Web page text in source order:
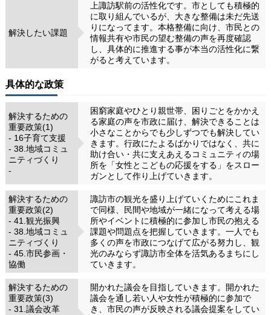
解決したい課題
上諏訪駅前の活性化です。市としても積極的
に取り組んでいるが、大きな整備は未だ先送
りになってます。本格整備に向け、市民との
情報共有や市民の望む整備の声を再度確認
し、具体的に推進する事が本当の活性化に繋
がると考えています。
具体的な政策
解決するための
重要政策(1)
- 16子育て支援
- 38.地域コミュ
ニティづくり
-
困窮家庭やひとり親世帯、困りごとをかかえ
る家庭の声を市政に届け、解決できることは
小さなことからでも少しずつでも解決してい
きます。行政にたよるばかりではなく、共に
助け合い・共に支えあえるコミュニティの場
所を「女性とこどもの応援をする」をスロー
ガンとして作り上げていきます。
解決するための
重要政策(2)
- 41.観光振興
- 38.地域コミュ
ニティづくり
- 45.市民参画・
協働
諏訪市の観光を盛り上げていくためにこれま
で同様、民間や地域が一緒になって考える場
所やイベントに積極的に参加し市民の抱える
課題や問題点を把握していきます。一人でも
多くの声を市政につなげて広がる努力し、観
光のみならず諏訪市全体を活気あるまちにし
ていきます。
解決するための
重要政策(3)
- 31.議会改革
開かれた議会を目指していきます。開かれた
議会を通し若い人や女性が積極的に参加で
き、市民の声が反映される議会提案をしてい